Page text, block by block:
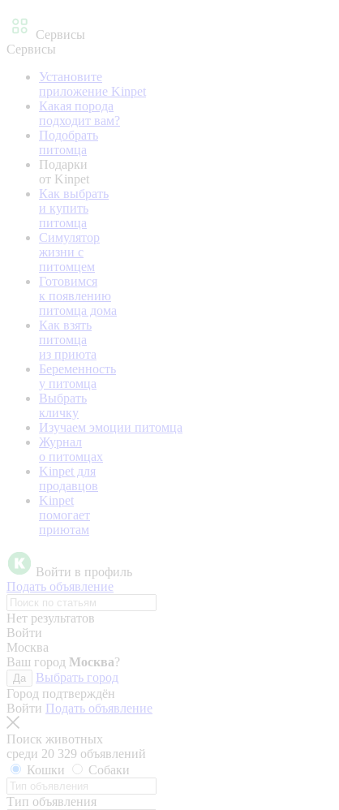
Сервисы
Сервисы
Установите
приложение Kinpet
Какая порода
подходит вам?
Подобрать
питомца
Подарки
от Kinpet
Как выбрать
и купить
питомца
Симулятор
жизни с
питомцем
Готовимся
к появлению
питомца дома
Как взять
питомца
из приюта
Беременность
у питомца
Выбрать
кличку
Изучаем эмоции питомца
Журнал
о питомцах
Kinpet для
продавцов
Kinpet
помогает
приютам
Войти в профиль
Подать объявление
Нет результатов
Войти
Москва
Ваш город Москва?
Да
Выбрать город
Город подтверждён
Войти Подать объявление
Поиск животных
среди 20 329 объявлений
Кошки
Собаки
Тип объявления